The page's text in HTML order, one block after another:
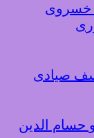
خسروی
صیادی
حسام الدین